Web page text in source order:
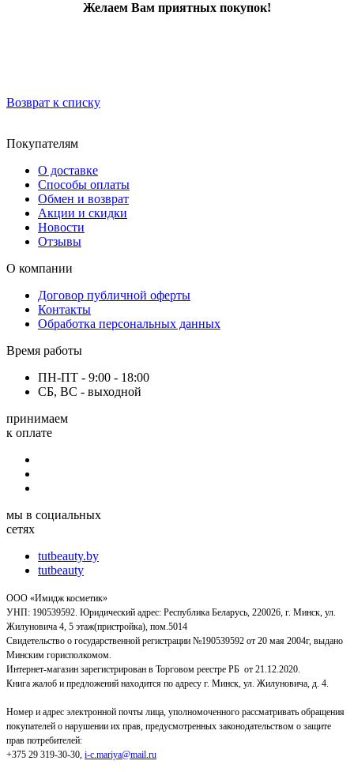
Желаем Вам приятных покупок!
Возврат к списку
Покупателям
О доставке
Способы оплаты
Обмен и возврат
Акции и скидки
Новости
Отзывы
О компании
Договор публичной оферты
Контакты
Обработка персональных данных
Время работы
ПН-ПТ - 9:00 - 18:00
СБ, ВС - выходной
принимаем
к оплате
мы в социальных
сетях
tutbeauty.by
tutbeauty
ООО «Имидж косметик»
УНП: 190539592. Юридический адрес: Республика Беларусь, 220026, г. Минск, ул.
Жилуновича 4, 5 этаж(пристройка), пом.5014
Свидетельство о государственной регистрации №190539592 от 20 мая 2004г, выдано
Минским горисполкомом.
Интернет-магазин зарегистрирован в Торговом реестре РБ от 21.12.2020.
Книга жалоб и предложений находится по адресу г. Минск, ул. Жилуновича, д. 4.
Номер и адрес электронной почты лица, уполномоченного рассматривать обращения
покупателей о нарушении их прав, предусмотренных законодательством о защите
прав потребителей:
+375 29 319-30-30, i-c.mariya@mail.ru